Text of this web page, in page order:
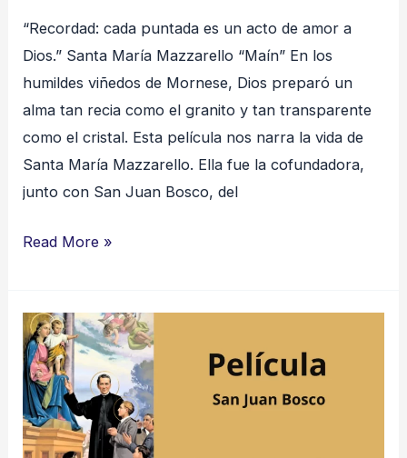
“Recordad: cada puntada es un acto de amor a
Dios.” Santa María Mazzarello “Maín” En los
humildes viñedos de Mornese, Dios preparó un
alma tan recia como el granito y tan transparente
como el cristal. Esta película nos narra la vida de
Santa María Mazzarello. Ella fue la cofundadora,
junto con San Juan Bosco, del
Read More »
San
Juan
Bosco